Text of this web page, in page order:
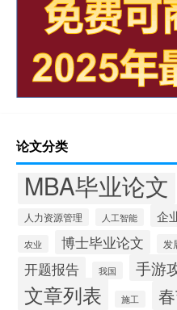
论文分类
MBA毕业论文
人力资源管理
人工智能 企
农业 博士毕业论文 发
开题报告 我国 手游
文章列表 施工